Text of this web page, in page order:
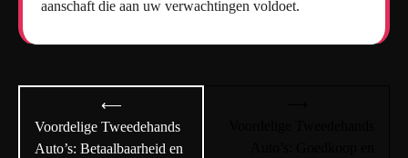
aanschaft die aan uw verwachtingen voldoet.
navigatie
⟵
Voordelige Tweedehands
Auto’s: Betaalbaarheid en